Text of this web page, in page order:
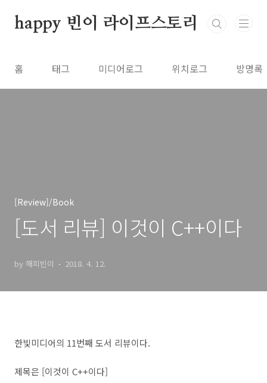
happy 빈이 라이프스토리
홈 태그 미디어로그 위치로그 방명록
[Review]/Book
[도서 리뷰] 이것이 C++이다
by 해피빈이 2018. 4. 12.
한빛미디어의 11번째 도서 리뷰이다.
제목은 [이것이 C++이다]